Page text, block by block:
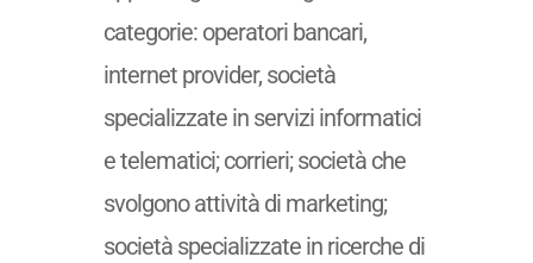
categorie: operatori bancari,
internet provider, società
specializzate in servizi informatici
e telematici; corrieri; società che
svolgono attività di marketing;
società specializzate in ricerche di